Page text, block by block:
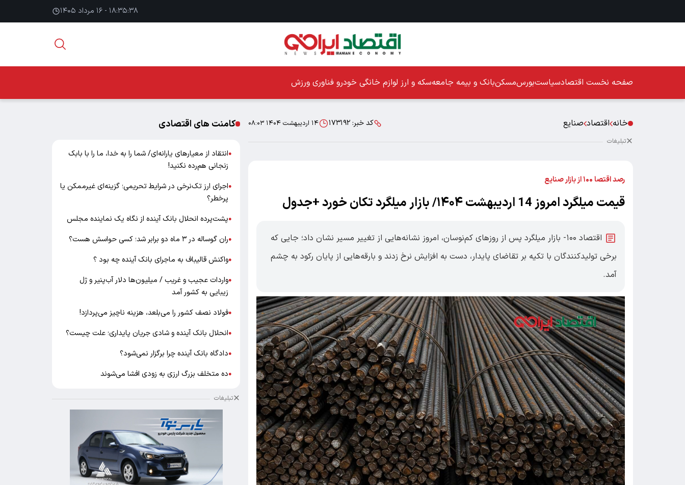
۱۸:۳۵:۳۹ - ۱۶ مرداد ۱۴۰۵
صفحه نخست اقتصادسیاستبورسمسکنبانک و بیمه جامعهسکه و ارز لوازم خانگی خودرو فناوری ورزش
خانه اقتصاد صنایع کد خبر: ۱۷۳۱۹۲ ۱۴ اردیبهشت ۱۴۰۴ ۰۸:۰۳
تبلیغات
رصد اقتصا ۱۰۰ از بازار صنایع
قیمت میلگرد امروز 14 اردیبهشت ۱۴۰۴/ بازار میلگرد تکان خورد +جدول
اقتصاد ۱۰۰- بازار میلگرد پس از روزهای کم‌نوسان، امروز نشانه‌هایی از تغییر مسیر نشان داد؛ جایی که
برخی تولیدکنندگان با تکیه بر تقاضای پایدار، دست به افزایش نرخ زدند و بارقه‌هایی از پایان رکود به چشم
آمد.
کامنت های اقتصادی
●انتقاد از معیارهای یارانه‌ای/ شما را به خدا، ما را با بابک
زنجانی هم‌رده نکنید!
●اجرای ارز تک‌نرخی در شرایط تحریمی؛ گزینه‌ای غیرممکن یا
پرخطر؟
●پشت‌پرده انحلال بانک آینده از نگاه یک نماینده مجلس
●ران گوساله در ۳ ماه دو برابر شد؛ کسی حواسش هست؟
●واکنش قالیباف به ماجرای بانک آینده چه بود ؟
●واردات عجیب و غریب / میلیون‌ها دلار آب‌پنیر و ژل
زیبایی به کشور آمد
●فولاد نصف کشور را می‌بلعد، هزینه ناچیز می‌پردازد!
●انحلال بانک آینده و شادی جریان پایداری؛ علت چیست؟
●دادگاه بانک آینده چرا برگزار نمی‌شود؟
●ده متخلف بزرگ ارزی به زودی افشا می‌شوند
تبلیغات